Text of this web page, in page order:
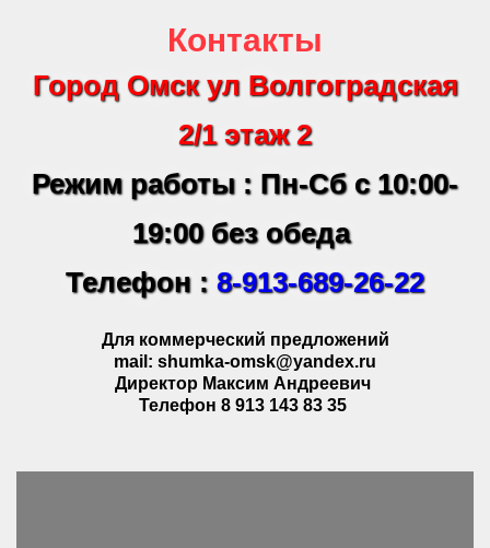
Контакты
Город Омск ул Волгоградская
2/1 этаж 2
Режим работы : Пн-Сб с 10:00-
19:00 без обеда
Телефон : 8-913-689-26-22
Для коммерческий предложений
mail: shumka-omsk@yandex.ru
Директор Максим Андреевич
Телефон 8 913 143 83 35